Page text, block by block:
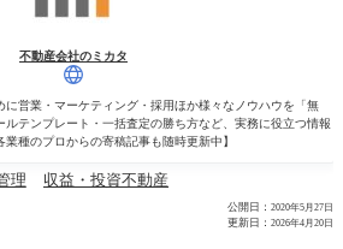
不動産会社のミカタ
営業・マーケティング・採用ほか様々なノウハウを「無
テンプレート・一括査定の勝ち方など、実務に役立つ情報
種のプロからの寄稿記事も随時更新中】
理 収益・投資不動産
公開日： 2020年5月27日
更新日： 2026年4月20日